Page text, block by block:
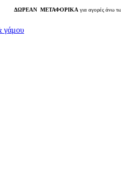
ΔΩΡΕΑΝ ΜΕΤΑΦΟΡΙΚΑ για αγορές άνω